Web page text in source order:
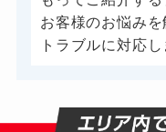
お客様のお悩み
トラブルに対応し